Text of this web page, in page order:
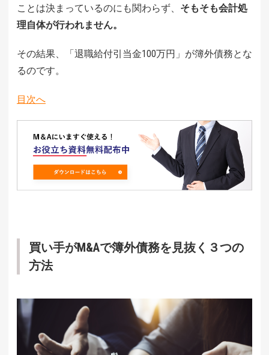
ことは決まっているのにも関わらず、 そもそも会計処
理自体が行われません。
その結果、「退職給付引当金100万円」が簿外債務とな
るのです。
目次へ
買い手がM&Aで簿外債務を見抜く３つの
方法